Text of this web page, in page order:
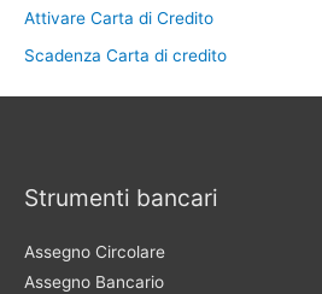
Attivare Carta di Credito
Scadenza Carta di credito
Strumenti bancari
Assegno Circolare
Assegno Bancario